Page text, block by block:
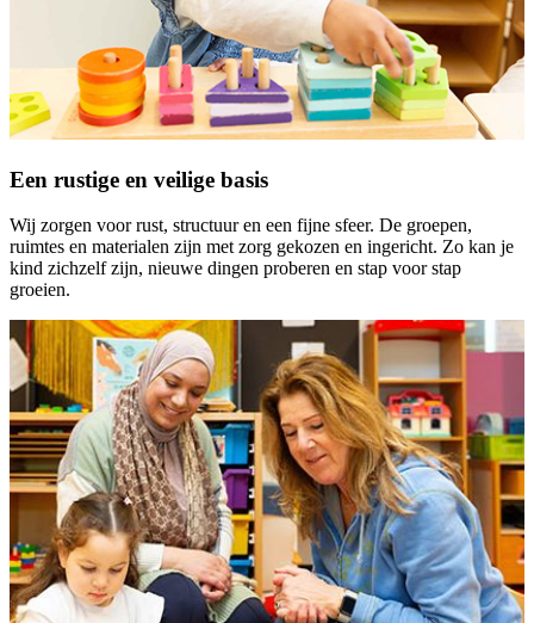
Een rustige en veilige basis
Wij zorgen voor rust, structuur en een fijne sfeer. De groepen,
ruimtes en materialen zijn met zorg gekozen en ingericht. Zo kan je
kind zichzelf zijn, nieuwe dingen proberen en stap voor stap
groeien.